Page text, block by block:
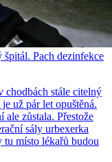
Pach dezinfekce
chodbách stále citelný
už pár let opuštěná.
ale zůstala. Přestože
sály urbexerka
místo lékařů budou